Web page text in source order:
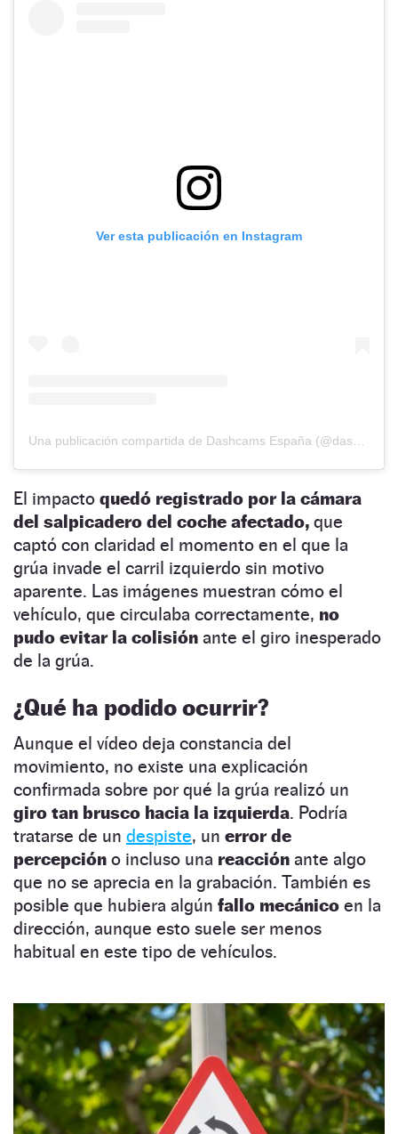
Ver esta publicación en Instagram
Una publicación compartida de Dashcams España (@dashcams.esp)
El impacto quedó registrado por la cámara
del salpicadero del coche afectado, que
captó con claridad el momento en el que la
grúa invade el carril izquierdo sin motivo
aparente. Las imágenes muestran cómo el
vehículo, que circulaba correctamente, no
pudo evitar la colisión ante el giro inesperado
de la grúa.
¿Qué ha podido ocurrir?
Aunque el vídeo deja constancia del
movimiento, no existe una explicación
confirmada sobre por qué la grúa realizó un
giro tan brusco hacia la izquierda. Podría
tratarse de un despiste, un error de
percepción o incluso una reacción ante algo
que no se aprecia en la grabación. También es
posible que hubiera algún fallo mecánico en la
dirección, aunque esto suele ser menos
habitual en este tipo de vehículos.